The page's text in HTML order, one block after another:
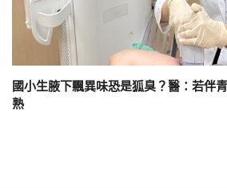
國小生腋下飄異味恐是狐臭？醫：若伴
熟